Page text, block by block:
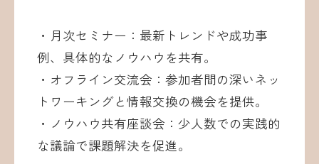
・月次セミナー：最新トレンドや成功事
例、具体的なノウハウを共有。
・オフライン交流会：参加者間の深いネッ
トワーキングと情報交換の機会を提供。
・ノウハウ共有座談会：少人数での実践的
な議論で課題解決を促進。